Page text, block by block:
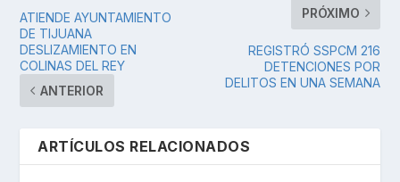
ATIENDE AYUNTAMIENTO
DE TIJUANA
DESLIZAMIENTO EN
COLINAS DEL REY
ANTERIOR
PRÓXIMO
REGISTRÓ SSPCM 216
DETENCIONES POR
DELITOS EN UNA SEMANA
ARTÍCULOS RELACIONADOS